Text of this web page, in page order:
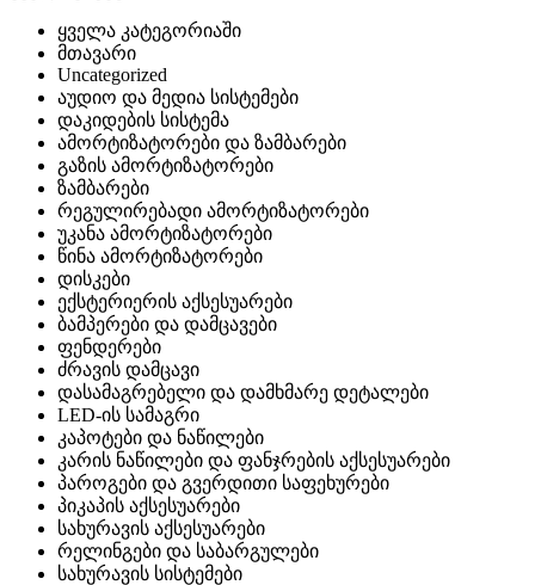
ყველა კატეგორიაში
მთავარი
Uncategorized
აუდიო და მედია სისტემები
დაკიდების სისტემა
ამორტიზატორები და ზამბარები
გაზის ამორტიზატორები
ზამბარები
რეგულირებადი ამორტიზატორები
უკანა ამორტიზატორები
წინა ამორტიზატორები
დისკები
ექსტერიერის აქსესუარები
ბამპერები და დამცავები
ფენდერები
ძრავის დამცავი
დასამაგრებელი და დამხმარე დეტალები
LED-ის სამაგრი
კაპოტები და ნაწილები
კარის ნაწილები და ფანჯრების აქსესუარები
პაროგები და გვერდითი საფეხურები
პიკაპის აქსესუარები
სახურავის აქსესუარები
რელინგები და საბარგულები
სახურავის სისტემები